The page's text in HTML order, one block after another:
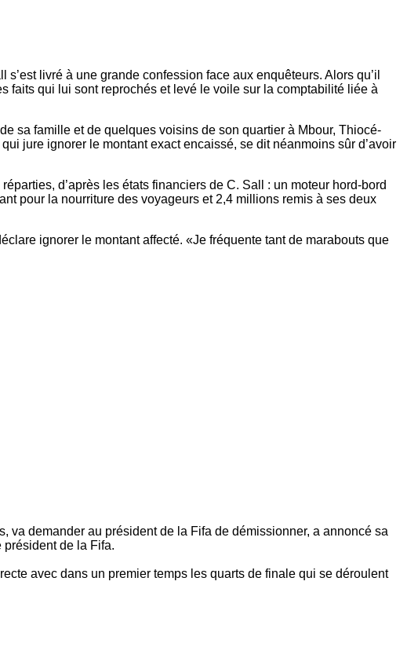
livré à une grande confession face aux enquêteurs. Alors qu’il
faits qui lui sont reprochés et levé le voile sur la comptabilité liée à
sa famille et de quelques voisins de son quartier à Mbour, Thiocé-
jure ignorer le montant exact encaissé, se dit néanmoins sûr d’avoir
d’après les états financiers de C. Sall : un moteur hord-bord
pour la nourriture des voyageurs et 2,4 millions remis à ses deux
ignorer le montant affecté. «Je fréquente tant de marabouts que
demander au président de la Fifa de démissionner, a annoncé sa
de la Fifa.
avec dans un premier temps les quarts de finale qui se déroulent